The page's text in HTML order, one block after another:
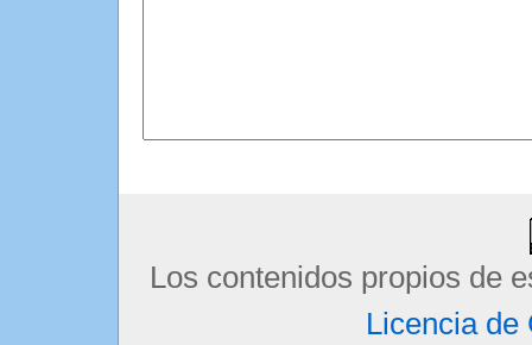
Los contenidos propios de
Licencia de